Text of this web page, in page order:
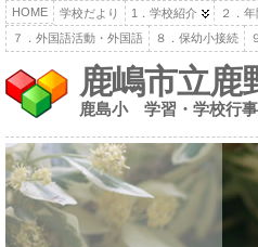
HOME 学校だより 1．学校紹介 ２．
７．外国語活動・外国語
８．保幼小接続
鹿嶋市立鹿
鹿島小 学習・学校行